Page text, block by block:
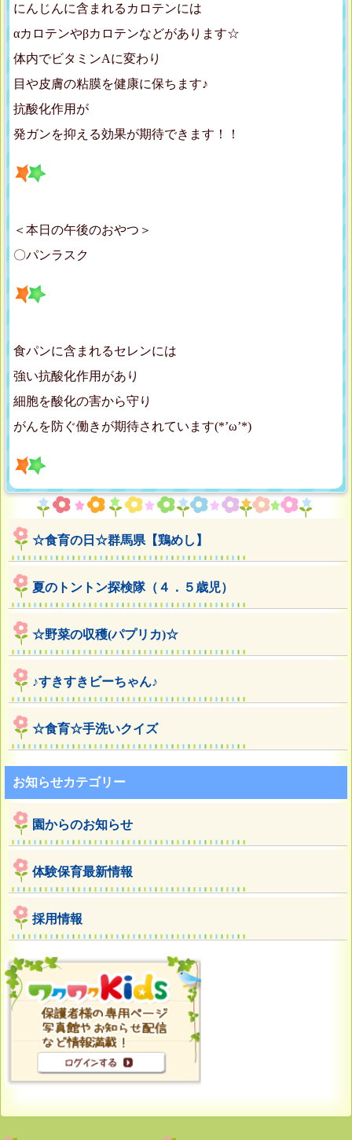
にんじんに含まれるカロテンには
αカロテンやβカロテンなどがあります☆
体内でビタミンAに変わり
目や皮膚の粘膜を健康に保ちます♪
抗酸化作用が
発ガンを抑える効果が期待できます！！
＜本日の午後のおやつ＞
〇パンラスク
食パンに含まれるセレンには
強い抗酸化作用があり
細胞を酸化の害から守り
がんを防ぐ働きが期待されています(*’ω’*)
☆食育の日☆群馬県【鶏めし】
夏のトントン探検隊（４．５歳児）
☆野菜の収穫(パプリカ)☆
♪すきすきビーちゃん♪
☆食育☆手洗いクイズ
お知らせカテゴリー
園からのお知らせ
体験保育最新情報
採用情報